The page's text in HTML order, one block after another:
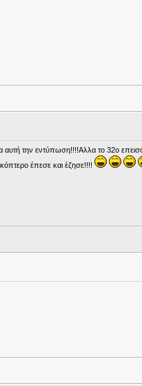
αυτή την εντύπωση!!!!Αλλα το 32ο
έπεσε και έζησε!!!!